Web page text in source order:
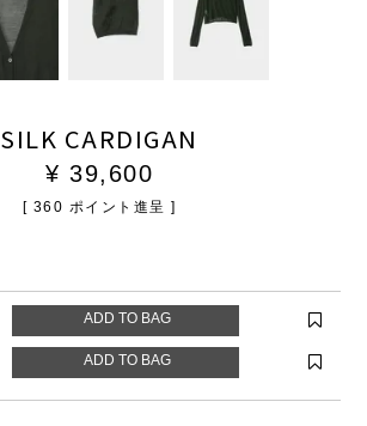
SILK CARDIGAN
¥ 39,600
[ 360 ポイント進呈 ]